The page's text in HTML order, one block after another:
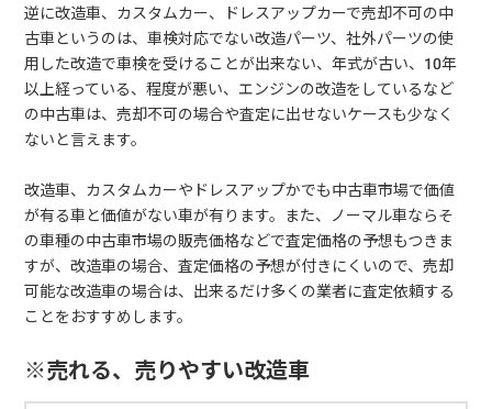
逆に改造車、カスタムカー、ドレスアップカーで売却不可の中
古車というのは、車検対応でない改造パーツ、社外パーツの使
用した改造で車検を受けることが出来ない、年式が古い、10年
以上経っている、程度が悪い、エンジンの改造をしているなど
の中古車は、売却不可の場合や査定に出せないケースも少なく
ないと言えます。
改造車、カスタムカーやドレスアップかでも中古車市場で価値
が有る車と価値がない車が有ります。また、ノーマル車ならそ
の車種の中古車市場の販売価格などで査定価格の予想もつきま
すが、改造車の場合、査定価格の予想が付きにくいので、売却
可能な改造車の場合は、出来るだけ多くの業者に査定依頼する
ことをおすすめします。
※売れる、売りやすい改造車